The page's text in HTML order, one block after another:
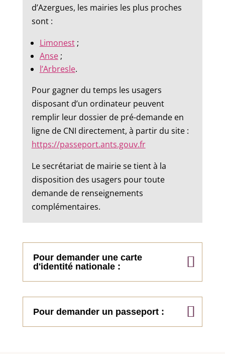
d’Azergues, les mairies les plus proches
sont :
Limonest;
Anse;
l’Arbresle.
Pour gagner du temps les usagers
disposant d’un ordinateur peuvent
remplir leur dossier de pré-demande en
ligne de CNI directement, à partir du site :
https://passeport.ants.gouv.fr
Le secrétariat de mairie se tient à la
disposition des usagers pour toute
demande de renseignements
complémentaires.
Pour demander une carte
d'identité nationale :
Pour demander un passeport :